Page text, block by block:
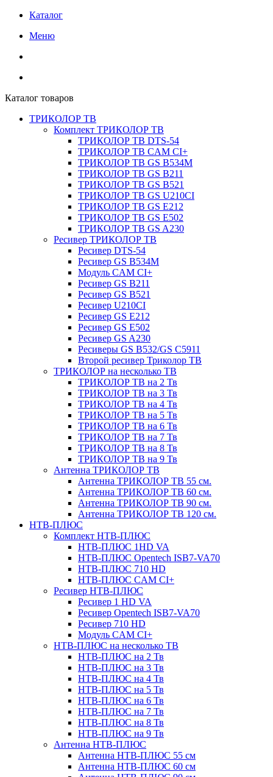
Каталог
Меню
Каталог товаров
ТРИКОЛОР ТВ
Комплект ТРИКОЛОР ТВ
ТРИКОЛОР ТВ DTS-54
ТРИКОЛОР ТВ CAM CI+
ТРИКОЛОР ТВ GS B534M
ТРИКОЛОР ТВ GS B211
ТРИКОЛОР ТВ GS B521
ТРИКОЛОР ТВ GS U210CI
ТРИКОЛОР ТВ GS E212
ТРИКОЛОР ТВ GS E502
ТРИКОЛОР ТВ GS A230
Ресивер ТРИКОЛОР ТВ
Ресивер DTS-54
Ресивер GS B534M
Модуль CAM CI+
Ресивер GS B211
Ресивер GS B521
Ресивер U210CI
Ресивер GS E212
Ресивер GS E502
Ресивер GS A230
Ресиверы GS B532/GS C5911
Второй ресивер Триколор ТВ
ТРИКОЛОР на несколько ТВ
ТРИКОЛОР ТВ на 2 Тв
ТРИКОЛОР ТВ на 3 Тв
ТРИКОЛОР ТВ на 4 Тв
ТРИКОЛОР ТВ на 5 Тв
ТРИКОЛОР ТВ на 6 Тв
ТРИКОЛОР ТВ на 7 Тв
ТРИКОЛОР ТВ на 8 Тв
ТРИКОЛОР ТВ на 9 Тв
Антенна ТРИКОЛОР ТВ
Антенна ТРИКОЛОР ТВ 55 см.
Антенна ТРИКОЛОР ТВ 60 см.
Антенна ТРИКОЛОР ТВ 90 см.
Антенна ТРИКОЛОР ТВ 120 см.
НТВ-ПЛЮС
Комплект НТВ-ПЛЮС
НТВ-ПЛЮС 1HD VA
НТВ-ПЛЮС Opentech ISB7-VA70
НТВ-ПЛЮС 710 HD
НТВ-ПЛЮС CAM CI+
Ресивер НТВ-ПЛЮС
Ресивер 1 HD VA
Ресивер Opentech ISB7-VA70
Ресивер 710 HD
Модуль CAM CI+
НТВ-ПЛЮС на несколько ТВ
НТВ-ПЛЮС на 2 Тв
НТВ-ПЛЮС на 3 Тв
НТВ-ПЛЮС на 4 Тв
НТВ-ПЛЮС на 5 Тв
НТВ-ПЛЮС на 6 Тв
НТВ-ПЛЮС на 7 Тв
НТВ-ПЛЮС на 8 Тв
НТВ-ПЛЮС на 9 Тв
Антенна НТВ-ПЛЮС
Антенна НТВ-ПЛЮС 55 см
Антенна НТВ-ПЛЮС 60 см